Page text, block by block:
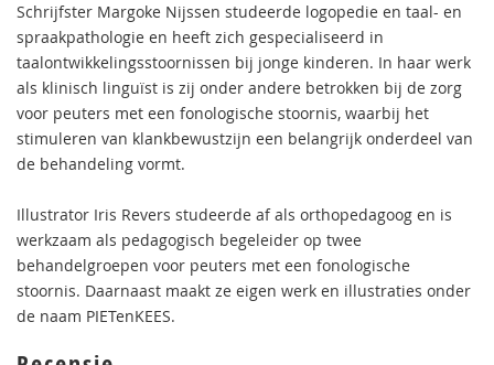
Schrijfster Margoke Nijssen studeerde logopedie en taal- en
spraakpathologie en heeft zich gespecialiseerd in
taalontwikkelingsstoornissen bij jonge kinderen. In haar werk
als klinisch linguïst is zij onder andere betrokken bij de zorg
voor peuters met een fonologische stoornis, waarbij het
stimuleren van klankbewustzijn een belangrijk onderdeel van
de behandeling vormt.
Illustrator Iris Revers studeerde af als orthopedagoog en is
werkzaam als pedagogisch begeleider op twee
behandelgroepen voor peuters met een fonologische
stoornis. Daarnaast maakt ze eigen werk en illustraties onder
de naam PIETenKEES.